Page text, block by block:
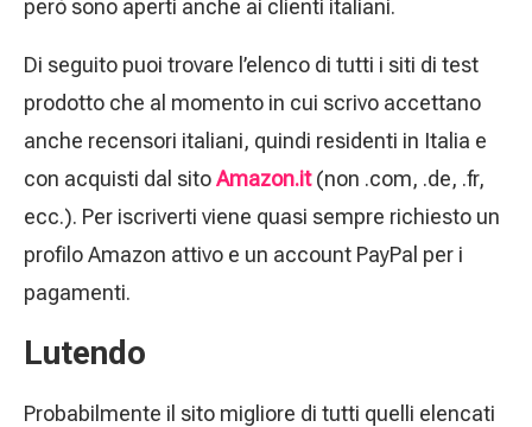
però sono aperti anche ai clienti italiani.
Di seguito puoi trovare l’elenco di tutti i siti di test
prodotto che al momento in cui scrivo accettano
anche recensori italiani, quindi residenti in Italia e
con acquisti dal sitoAmazon.it(non .com, .de, .fr,
ecc.). Per iscriverti viene quasi sempre richiesto un
profilo Amazon attivo e un account PayPal per i
pagamenti.
Lutendo
Probabilmente il sito migliore di tutti quelli elencati